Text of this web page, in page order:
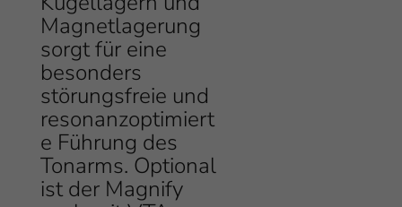
Magnetlagerung
sorgt für eine
besonders
störungsfreie und
resonanzoptimiert
e Führung des
Tonarms. Optional
ist der Magnify